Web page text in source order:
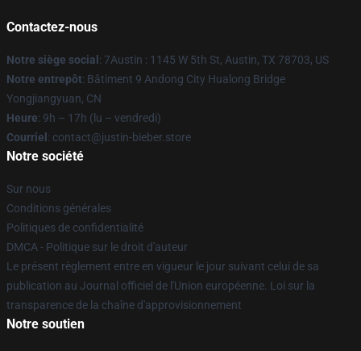
Contactez-nous
Notre siège social : 7Austin : 1145 W 5th St, Austin, TX 78703, US
Notre entrepôt: Bâtiment 9 Andong City Hualong Bridge
Yongjiangyuan, CN
Heure: 9h – 17h (lu – vendredi)
Courriel : contact@justin-bieber.store
Notre société
Sur nous
Conditions générales
Politiques de confidentialité
DMCA - Politique sur le droit d'auteur
Le présent règlement entre en vigueur le jour suivant celui de sa
publication au Journal officiel de l'Union européenne. Loi sur la
transparence de la chaîne d'approvisionnement
Notre soutien